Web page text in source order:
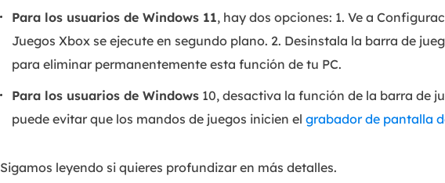
Para los usuarios de Windows 11, hay dos opciones: 1. Ve a
Juegos Xbox se ejecute en segundo plano. 2. Desinstala la barra de
para eliminar permanentemente esta función de tu PC.
Para los usuarios de Windows 10, desactiva la función de la barra de
puede evitar que los mandos de juegos inicien el grabador de pantalla
Sigamos leyendo si quieres profundizar en más detalles.